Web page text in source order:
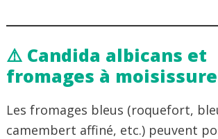
⚠️ Candida albicans et
fromages à
Les fromages bleus (roquefort,
camembert affiné, etc.) peuvent